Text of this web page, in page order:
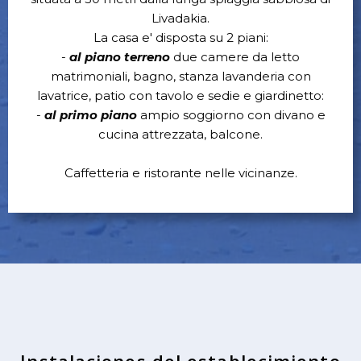
Livadakia.
La casa e' disposta su 2 piani:
- al piano terreno due camere da letto
matrimoniali, bagno, stanza lavanderia con
lavatrice, patio con tavolo e sedie e giardinetto:
- al primo pianoampio soggiorno con divano e
cucina attrezzata, balcone.
Caffetteria e ristorante nelle vicinanze.